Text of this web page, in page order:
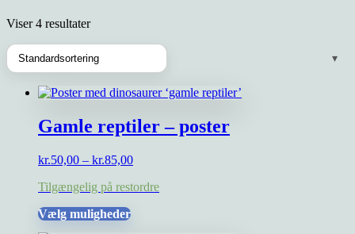
Viser 4 resultater
Gamle reptiler – poster
kr.50,00 – kr.85,00Prisinterval:
til
Tilgængelig på restordre
Vælg mulighederDette